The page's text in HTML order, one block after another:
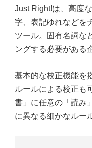
Just Right!は、高度
字、表記ゆれなどを
ツール。固有名詞な
ングする必要がある
基本的な校正機能を
ルールによる校正も
書」に任意の「読み
に異なる細かなルー